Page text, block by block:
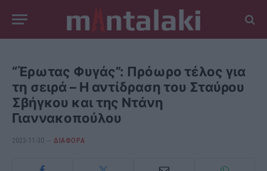
“Έρωτας Φυγάς”: Πρόωρο τέλος για
τη σειρά – Η αντίδραση του Σταύρου
Σβήγκου και της Ντάνη
Γιαννακοπούλου
2023-11-30 ΔΙΆΦΟΡΑ